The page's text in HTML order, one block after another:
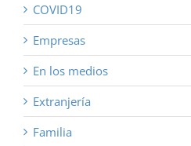
COVID19
Empresas
En los medios
Extranjería
Familia